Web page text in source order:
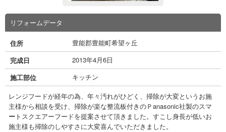
リフォームデータ
住所
豊能郡豊能町希望ヶ丘
完成日
2013年4月6日
施工部位
キッチン
レンジフードが経年の為、年々汚れがひどく、掃除が大変というお施
主様から相談を受け、掃除が楽な整流板付きのＰanasonic社製のスマ
ー トスクエアーフードを提案させて頂きました。すこし身長が低いお
施主様も掃除のしやすさに大変喜んでいただきました。